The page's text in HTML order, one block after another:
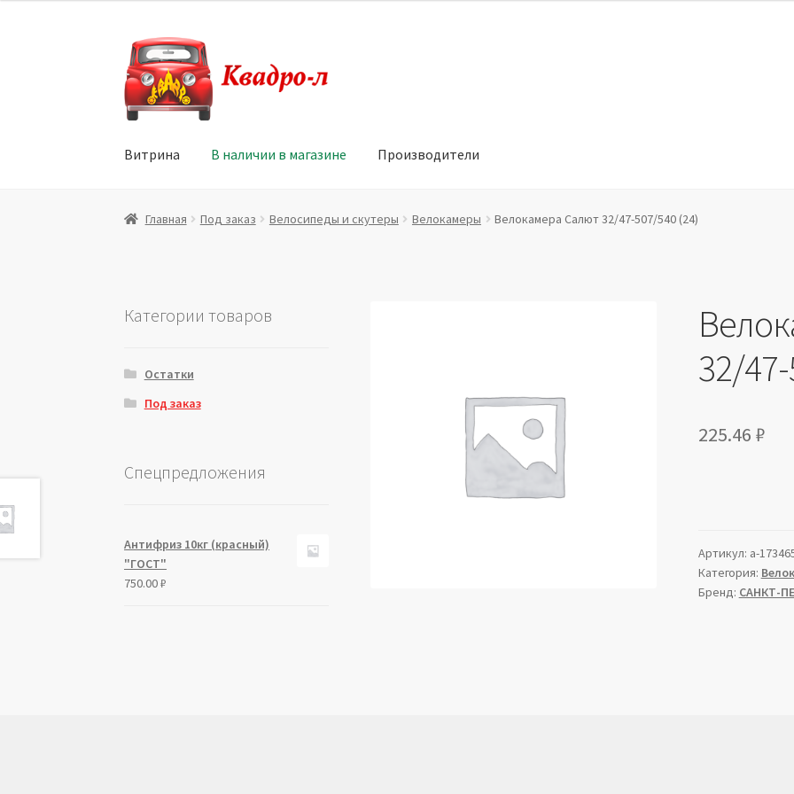
Перейти
к
навигации
Перейти
к
содержимому
Витрина В наличии в магазине Производители
Главная Витрина Мой аккаунт Политика в отношении обработки персональных данных Производители
Главная Под заказ Велосипеды и скутеры Велокамеры Велокамера Салют 32/47-507/540 (24)
32/
225.46 ₽
Артикул: a-
Категория:
Бренд: САНКТ-
Категории товаров
Остатки
Под заказ
Спецпредложения
Антифриз 10кг (красный)
"ГОСТ"
750.00₽